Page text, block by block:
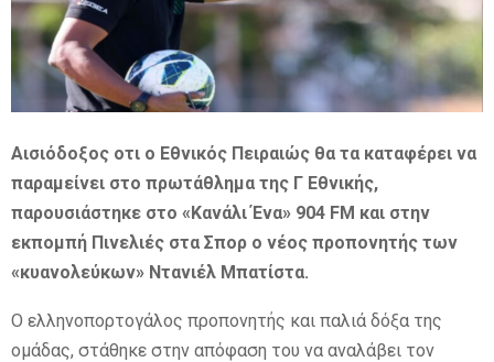
E
N
U
Αισιόδοξος οτι ο Εθνικός Πειραιώς θα τα καταφέρει να
παραμείνει στο πρωτάθλημα της Γ Εθνικής,
παρουσιάστηκε στο «Κανάλι Ένα» 904 FM και στην
εκπομπή Πινελιές στα Σπορ ο νέος προπονητής των
«κυανολεύκων» Ντανιέλ Μπατίστα.
Ο ελληνοπορτογάλος προπονητής και παλιά δόξα της
ομάδας, στάθηκε στην απόφαση του να αναλάβει τον